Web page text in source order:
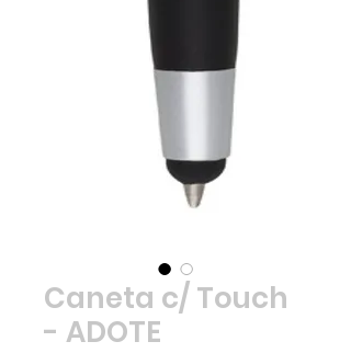
Caneta c/ Touch
- ADOTE